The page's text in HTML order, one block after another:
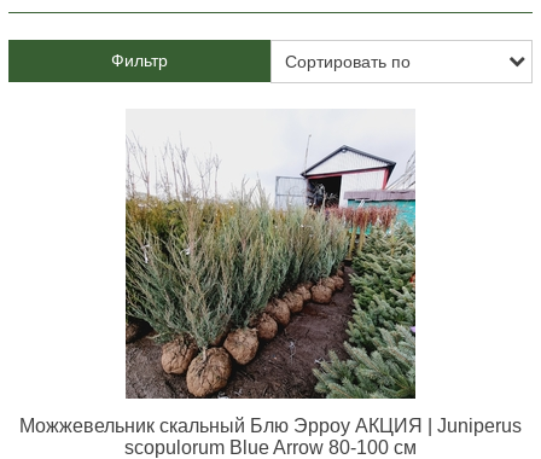
Фильтр
Можжевельник скальный Блю Эрроу АКЦИЯ | Juniperus
scopulorum Blue Arrow 80-100 см